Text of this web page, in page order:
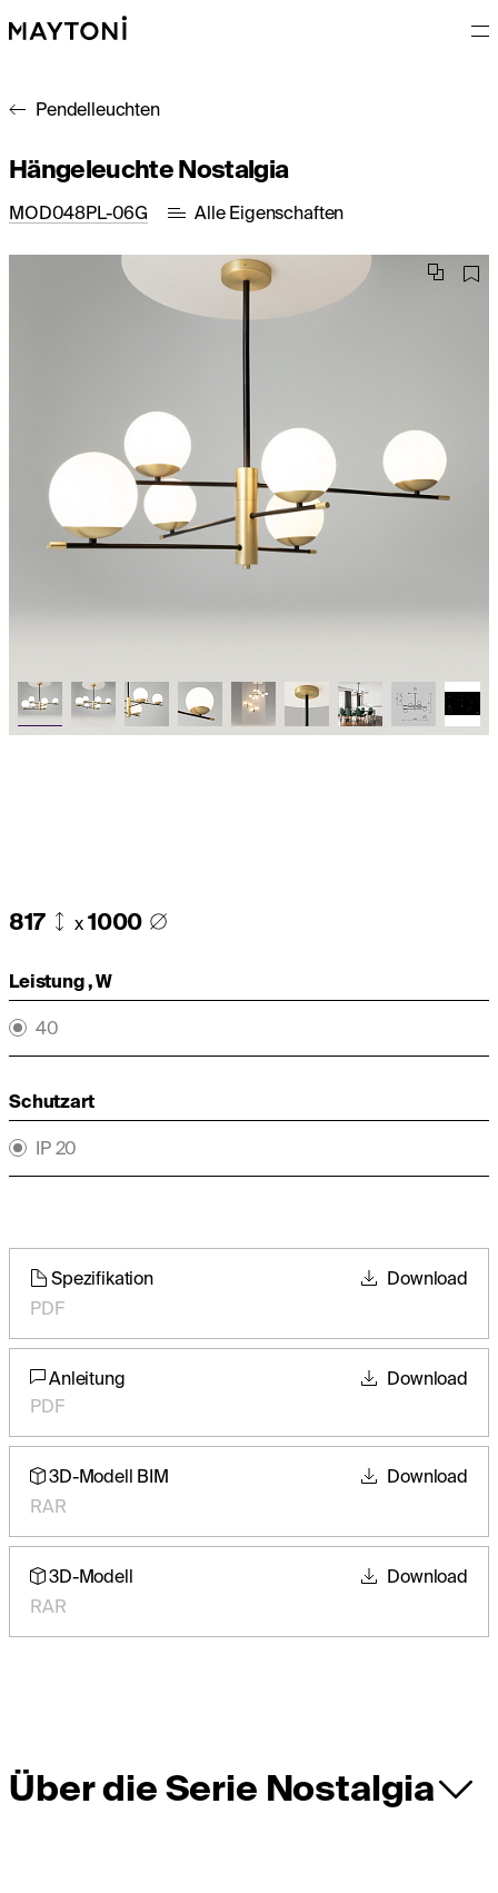
Pendelleuchten
Hängeleuchte Nostalgia
MOD048PL-06G Alle Eigenschaften
817 x 1000
Leistung , W
40
Schutzart
IP 20
Spezifikation
PDF
Download
Anleitung
PDF
Download
3D-Modell BIM
RAR
Download
3D-Modell
RAR
Download
Über die Serie Nostalgia